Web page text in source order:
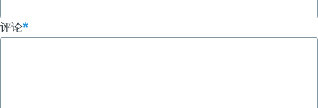
创
作
评论